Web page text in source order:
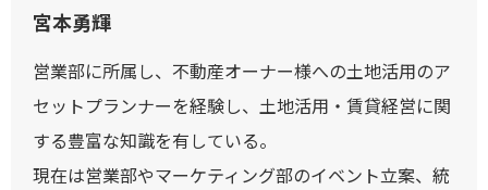
宮本勇輝
営業部に所属し、不動産オーナー様への土地活用のア
セットプランナーを経験し、土地活用・賃貸経営に関
する豊富な知識を有している。
現在は営業部やマーケティング部のイベント立案、統